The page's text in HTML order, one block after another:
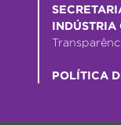
INDÚSTRIA
POLÍTICA